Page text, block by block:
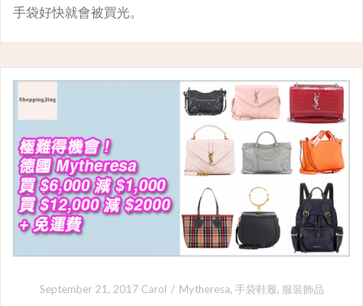
手袋好快就會被買光。
September 21, 2017 Carol Mytheresa, 手袋鞋履, 服裝飾品